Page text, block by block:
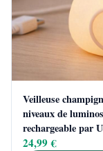
Veilleuse
niveaux de
rechargeable par
24,99 €